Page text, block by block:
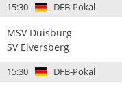
15:30 DFB-Pokal
MSV Duisburg
SV Elversberg
15:30 DFB-Pokal